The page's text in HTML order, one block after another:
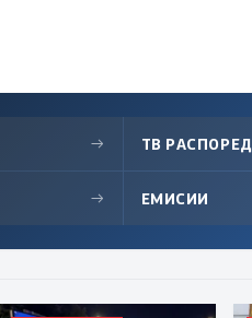
→ ТВ РАСПОРЕД
→ ЕМИСИИ